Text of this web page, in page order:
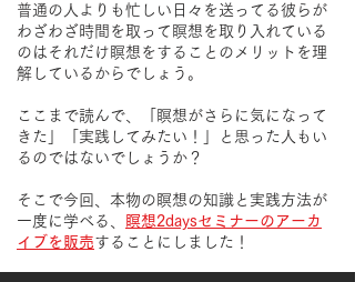
普通の人より も忙しい日々を送ってる彼らが
わざわざ時間を取って瞑想を取り入れている
のはそれだけ瞑想をすることのメリットを理
解している ​からでしょう。
ここまで読んで、「瞑想がさらに気になって
きた」「実践してみたい！」と思った人もい
るのではないでしょうか？
そこで今回、本物の瞑想の知識と実践方法が
一度に学べる、
瞑想2daysセミナーのアーカ
イブを販売することにしました！